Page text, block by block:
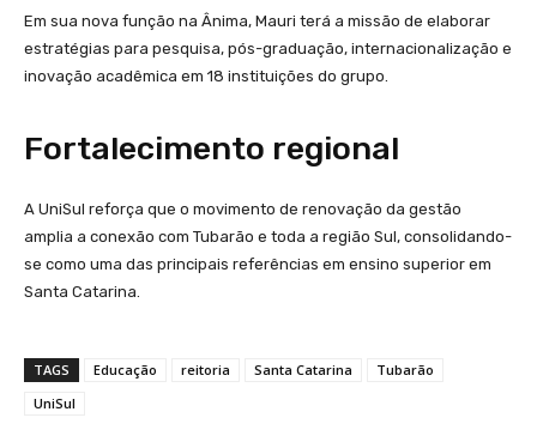
Em sua nova função na Ânima, Mauri terá a missão de elaborar
estratégias para pesquisa, pós-graduação, internacionalização e
inovação acadêmica em 18 instituições do grupo.
Fortalecimento regional
A UniSul reforça que o movimento de renovação da gestão
amplia a conexão com Tubarão e toda a região Sul, consolidando-
se como uma das principais referências em ensino superior em
Santa Catarina.
TAGS Educação reitoria Santa Catarina
Tubarão
UniSul